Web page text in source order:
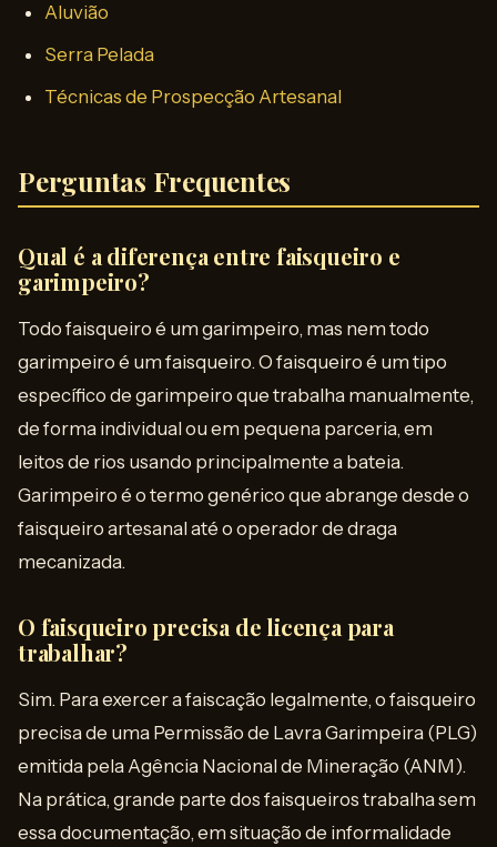
Aluvião
Serra Pelada
Técnicas de Prospecção Artesanal
Perguntas Frequentes
Qual é a diferença entre faisqueiro e
garimpeiro?
Todo faisqueiro é um garimpeiro, mas nem todo
garimpeiro é um faisqueiro. O faisqueiro é um tipo
específico de garimpeiro que trabalha manualmente,
de forma individual ou em pequena parceria, em
leitos de rios usando principalmente a bateia.
Garimpeiro é o termo genérico que abrange desde o
faisqueiro artesanal até o operador de draga
mecanizada.
O faisqueiro precisa de licença para
trabalhar?
Sim. Para exercer a faiscação legalmente, o faisqueiro
precisa de uma Permissão de Lavra Garimpeira (PLG)
emitida pela Agência Nacional de Mineração (ANM).
Na prática, grande parte dos faisqueiros trabalha sem
essa documentação, em situação de informalidade